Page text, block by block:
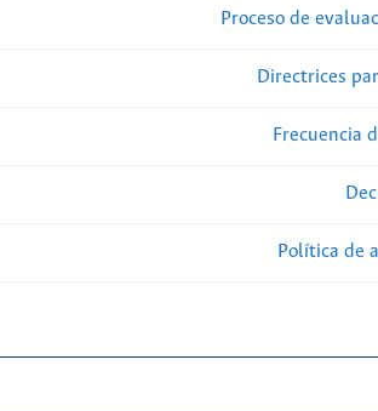
Proceso de
Directrices
Frecuencia
Política de